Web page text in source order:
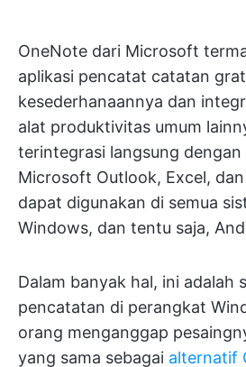
OneNote dari Microsoft
aplikasi pencatat catatan
kesederhanaannya dan
alat produktivitas umum
terintegrasi langsung dengan
Microsoft Outlook, Excel,
dapat digunakan di semua
Windows, dan tentu saja,
Dalam banyak hal, ini adalah
pencatatan di perangkat
orang menganggap
yang sama sebagai alternatif